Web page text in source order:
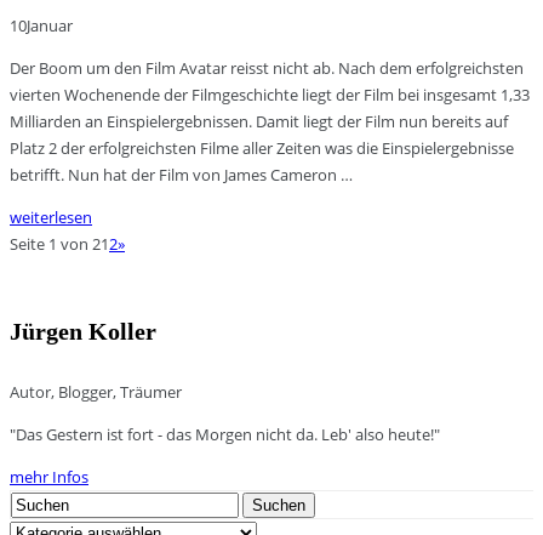
10Januar
Der Boom um den Film Avatar reisst nicht ab. Nach dem erfolgreichsten
vierten Wochenende der Filmgeschichte liegt der Film bei insgesamt 1,33
Milliarden an Einspielergebnissen. Damit liegt der Film nun bereits auf
Platz 2 der erfolgreichsten Filme aller Zeiten was die Einspielergebnisse
betrifft. Nun hat der Film von James Cameron …
weiterlesen
Seite 1 von 212»
Jürgen Koller
Autor, Blogger, Träumer
"Das Gestern ist fort - das Morgen nicht da. Leb' also heute!"
mehr Infos
Search
for:
Suchen